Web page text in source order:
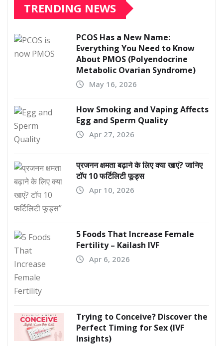
TRENDING NEWS
PCOS Has a New Name:
Everything You Need to Know
About PMOS (Polyendocrine
Metabolic Ovarian Syndrome)
May 16, 2026
How Smoking and Vaping Affects
Egg and Sperm Quality
Apr 27, 2026
प्रजनन क्षमता बढ़ाने के लिए क्या खाएं? जानिए
टॉप 10 फर्टिलिटी फूड्स
Apr 10, 2026
5 Foods That Increase Female
Fertility – Kailash IVF
Apr 6, 2026
Trying to Conceive? Discover the
Perfect Timing for Sex (IVF
Insights)